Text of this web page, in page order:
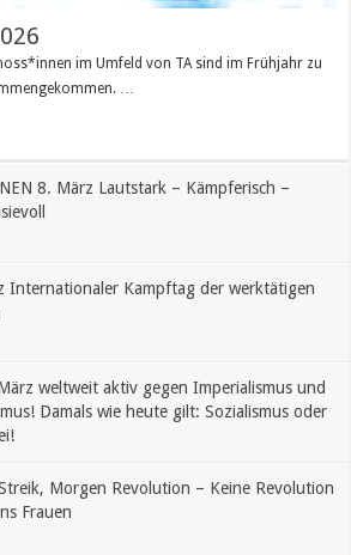
im Umfeld von TA sind im Frühjahr zu
…
8. März Lautstark – Kämpferisch –
Internationaler Kampftag der werktätigen
weltweit aktiv gegen Imperialismus und
Damals wie heute gilt: Sozialismus oder
Morgen Revolution – Keine Revolution
Frauen